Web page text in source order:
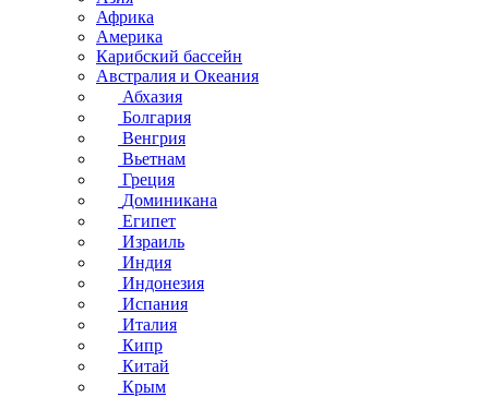
Африка
Америка
Карибский бассейн
Австралия и Океания
Абхазия
Болгария
Венгрия
Вьетнам
Греция
Доминикана
Египет
Израиль
Индия
Индонезия
Испания
Италия
Кипр
Китай
Крым